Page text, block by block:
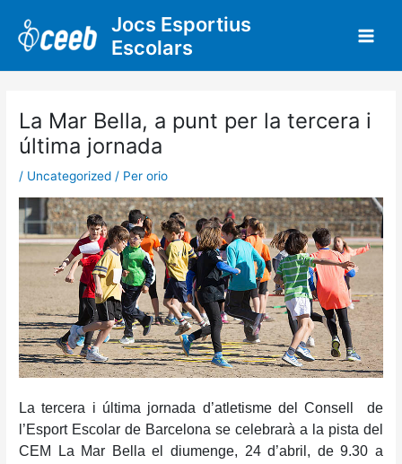
contingut
Jocs Esportius
Escolars
La Mar Bella, a punt per la tercera i
última jornada
/ Uncategorized / Per orio
La tercera i última jornada d’atletisme del Consell de
l’Esport Escolar de Barcelona se celebrarà a la pista del
CEM La Mar Bella el diumenge, 24 d’abril, de 9.30 a